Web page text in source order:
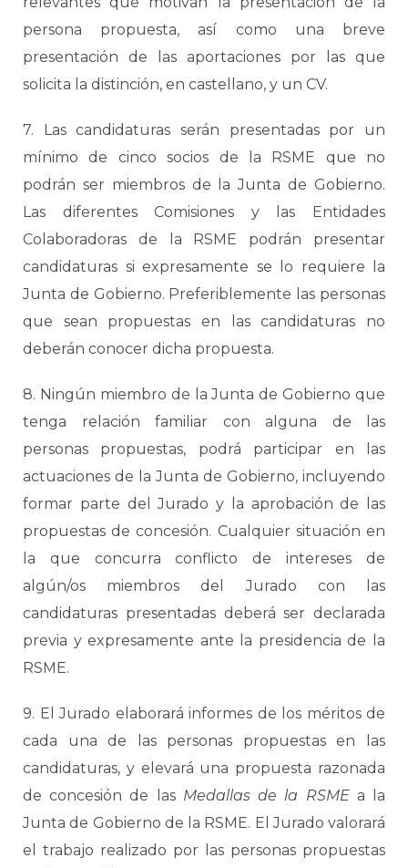
persona propuesta, así como una breve
presentación de las aportaciones por las que
solicita la distinción, en castellano, y un CV.
7. Las candidaturas serán presentadas por un
mínimo de cinco socios de la RSME que no
podrán ser miembros de la Junta de Gobierno.
Las diferentes Comisiones y las Entidades
Colaboradoras de la RSME podrán presentar
candidaturas si expresamente se lo requiere la
Junta de Gobierno. Preferiblemente las personas
que sean propuestas en las candidaturas no
deberán conocer dicha propuesta.
8. Ningún miembro de la Junta de Gobierno que
tenga relación familiar con alguna de las
personas propuestas, podrá participar en las
actuaciones de la Junta de Gobierno, incluyendo
formar parte del Jurado y la aprobación de las
propuestas de concesión. Cualquier situación en
la que concurra conflicto de intereses de
algún/os miembros del Jurado con las
candidaturas presentadas deberá ser declarada
previa y expresamente ante la presidencia de la
RSME.
9. El Jurado elaborará informes de los méritos de
cada una de las personas propuestas en las
candidaturas, y elevará una propuesta razonada
de concesión de las Medallas de la RSMEa la
Junta de Gobierno de la RSME. El Jurado valorará
el trabajo realizado por las personas propuestas